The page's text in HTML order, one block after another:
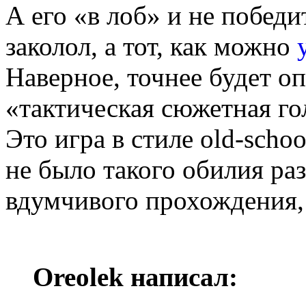
А его «в лоб» и не
заколол, а тот, как можно
Наверное, точнее будет
«тактическая сюжетная
Это игра в стиле old-
не было такого обилия
вдумчивого
Oreolek написал: